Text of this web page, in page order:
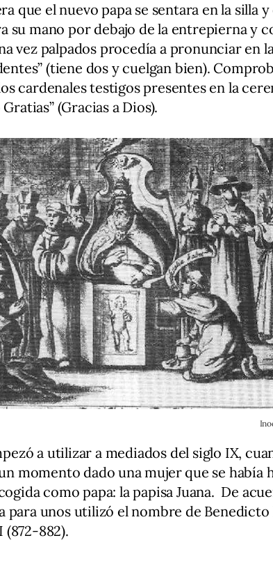
que el nuevo papa se sentara en la silla
su mano por debajo de la entrepierna y
vez palpados procedía a pronunciar en
(tiene dos y cuelgan bien).
cardenales testigos presentes en la
(Gracias a Dios).
a utilizar a mediados del siglo IX,
momento dado una mujer que se había
como papa: la papisa Juana. De
para unos utilizó el nombre de Benedicto
(872-882).